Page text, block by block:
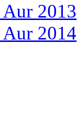
2013
2014